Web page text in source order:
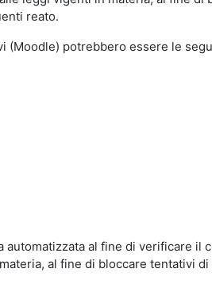
reato.
(Moodle) potrebbero essere le
al fine di verificare
al fine di bloccare tentativi